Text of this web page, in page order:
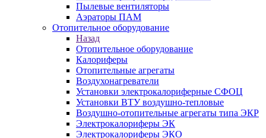
Пылевые вентиляторы
Аэраторы ПАМ
Отопительное оборудование
Назад
Отопительное оборудование
Калориферы
Отопительные агрегаты
Воздухонагреватели
Установки электрокалориферные СФОЦ
Установки ВТУ воздушно-тепловые
Воздушно-отопительные агрегаты типа ЭКР
Электрокалориферы ЭК
Электрокалориферы ЭКО